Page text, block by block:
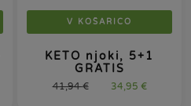
V KOŠARICO
KETO njoki, 5+1
GRATIS
41,94€ 34,95 €